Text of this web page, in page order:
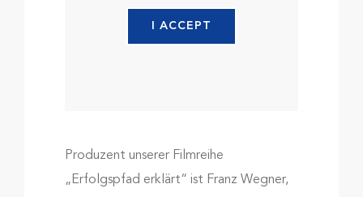
I ACCEPT
Produzent unserer Filmreihe
„Erfolgspfad erklärt“ ist Franz Wegner,